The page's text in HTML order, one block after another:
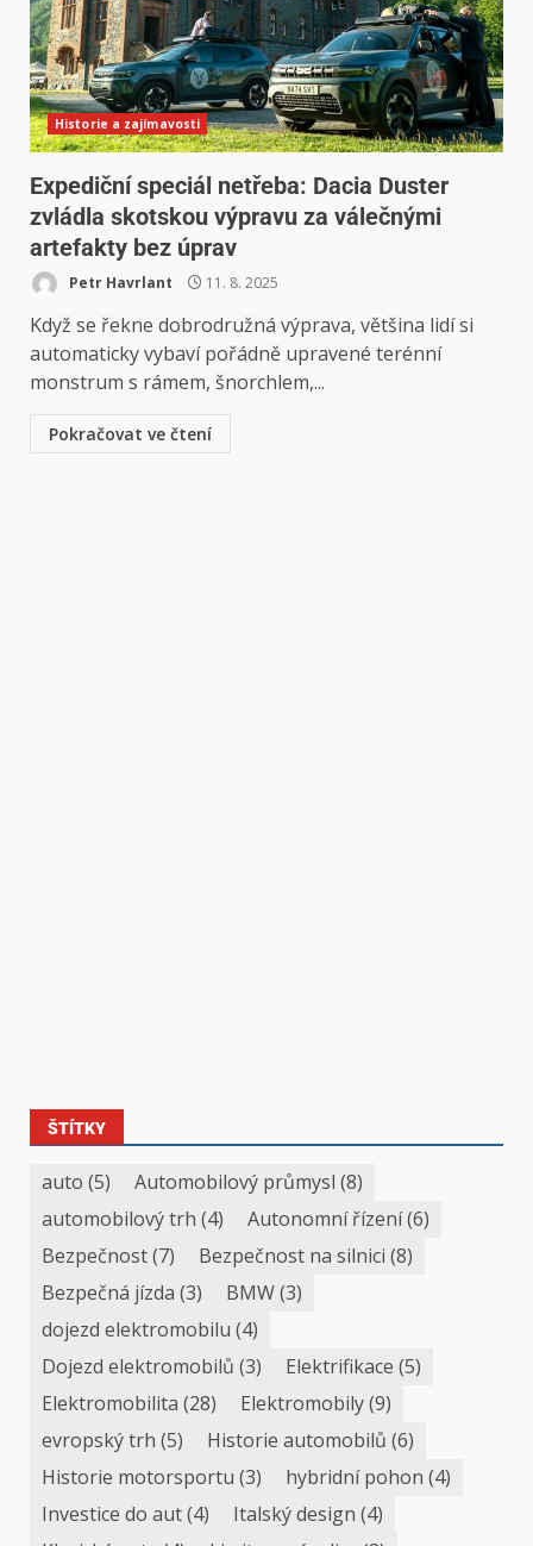
Historie a zajímavosti
Expediční speciál netřeba: Dacia Duster
zvládla skotskou výpravu za válečnými
artefakty bez úprav
Petr Havrlant 11. 8. 2025
Když se řekne dobrodružná výprava, většina lidí si
automaticky vybaví pořádně upravené terénní
monstrum s rámem, šnorchlem,...
Pokračovat ve čtení
ŠTÍTKY
auto (5) Automobilový průmysl (8)
automobilový trh (4) Autonomní řízení(6)
Bezpečnost(7) Bezpečnost na silnici (8)
Bezpečná jízda (3) BMW(3)
dojezd elektromobilu (4)
Dojezd elektromobilů (3) Elektrifikace (5)
Elektromobilita (28) Elektromobily(9)
evropský trh (5) Historie automobilů (6)
Historie motorsportu (3) hybridní pohon (4)
Investice do aut(4) Italský design (4)